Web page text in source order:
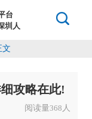
台
圳人
文
攻略在此!
阅读量368 人